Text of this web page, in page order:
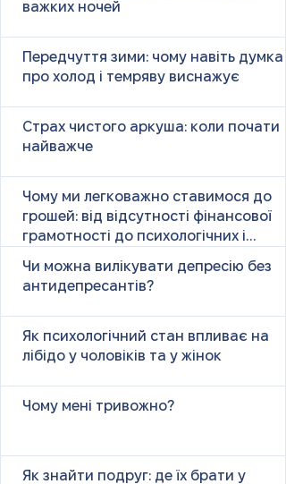
важких ночей
Передчуття зими: чому навіть думка
про холод і темряву виснажує
Страх чистого аркуша: коли почати
найважче
Чому ми легковажно ставимося до
грошей: від відсутності фінансової
грамотності до психологічних і
Чи можна вилікувати депресію без
антидепресантів?
Як психологічний стан впливає на
лібідо у чоловіків та у жінок
Чому мені тривожно?
Як знайти подруг: де їх брати у